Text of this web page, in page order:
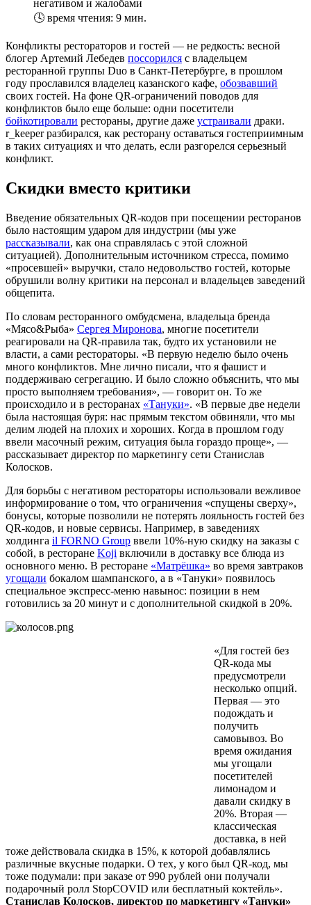
🕓 время чтения: 9 мин.
Конфликты рестораторов и гостей — не редкость: весной
блогер Артемий Лебедев поссорился с владельцем
ресторанной группы Duo в Санкт-Петербурге, в прошлом
году прославился владелец казанского кафе, обозвавший
своих гостей. На фоне QR-ограничений поводов для
конфликтов было еще больше: одни посетители
бойкотировали рестораны, другие даже устраивали драки.
r_keeper разбирался, как ресторану оставаться гостеприимным
в таких ситуациях и что делать, если разгорелся серьезный
конфликт.
Скидки вместо критики
Введение обязательных QR-кодов при посещении ресторанов
было настоящим ударом для индустрии (мы уже
рассказывали, как она справлялась с этой сложной
ситуацией). Дополнительным источником стресса, помимо
«просевшей» выручки, стало недовольство гостей, которые
обрушили волну критики на персонал и владельцев заведений
общепита.
По словам ресторанного омбудсмена, владельца бренда
«Мясо&Рыба» Сергея Миронова, многие посетители
реагировали на QR-правила так, будто их установили не
власти, а сами рестораторы. «В первую неделю было очень
много конфликтов. Мне лично писали, что я фашист и
поддерживаю сегрегацию. И было сложно объяснить, что мы
просто выполняем требования», — говорит он. То же
происходило и в ресторанах «Тануки». «В первые две недели
была настоящая буря: нас прямым текстом обвиняли, что мы
делим людей на плохих и хороших. Когда в прошлом году
ввели масочный режим, ситуация была гораздо проще», —
рассказывает директор по маркетингу сети Станислав
Колосков.
Для борьбы с негативом рестораторы использовали вежливое
информирование о том, что ограничения «спущены сверху»,
бонусы, которые позволили не потерять лояльность гостей без
QR-кодов, и новые сервисы. Например, в заведениях
холдинга il FORNO Group ввели 10%-ную скидку на заказы с
собой, в ресторане Koji включили в доставку все блюда из
основного меню. В ресторане «Матрёшка» во время завтраков
угощали бокалом шампанского, а в «Тануки» появилось
специальное экспресс-меню навынос: позиции в нем
готовились за 20 минут и с дополнительной скидкой в 20%.
«Для гостей без
QR-кода мы
предусмотрели
несколько опций.
Первая — это
подождать и
получить
самовывоз. Во
время ожидания
мы угощали
посетителей
лимонадом и
давали скидку в
20%. Вторая —
классическая
доставка, в ней
тоже действовала скидка в 15%, к которой добавлялись
различные вкусные подарки. О тех, у кого был QR-код, мы
тоже подумали: при заказе от 990 рублей они получали
подарочный ролл StopCOVID или бесплатный коктейль».
Станислав Колосков, директор по маркетингу «Тануки»